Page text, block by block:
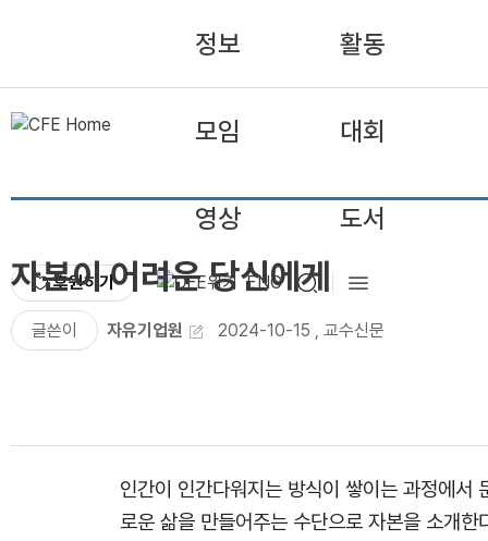
정보 활동
모임 대회
영상 도서
후원하기 ENG
자본이 어려운 당신에게
글쓴이 자유기업원 2024-10-15 , 교수신문
인간이 인간다워지는 방식이 쌓이는 과정에서
로운 삶을 만들어주는 수단으로 자본을 소개한